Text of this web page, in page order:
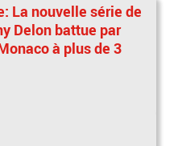
La nouvelle série de
Delon battue par
à plus de 3